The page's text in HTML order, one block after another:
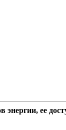
энергии, ее